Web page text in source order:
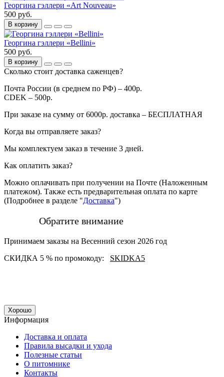
Георгина гэллери «Art Nouveau»
500 руб.
В корзину
Георгина гэллери «Bellini»
500 руб.
В корзину
Сколько стоит доставка саженцев?
Почта России (в среднем по РФ) – 400р.
CDEK – 500р.
При заказе на сумму от 6000р. доставка – БЕСПЛАТНАЯ
Когда вы отправляете заказ?
Мы комплектуем заказ в течение 3 дней.
Как оплатить заказ?
Можно оплачивать при получении на Почте (Наложенным
платежом). Также есть предварительная оплата по карте
(Подробнее в разделе "Доставка")
Обратите внимание
Принимаем заказы на Весенний сезон 2026 год
СКИДКА 5 % по промокоду: SKIDKA5
Хорошо
Информация
Доставка и оплата
Правила высадки и ухода
Полезные статьи
О питомнике
Контакты